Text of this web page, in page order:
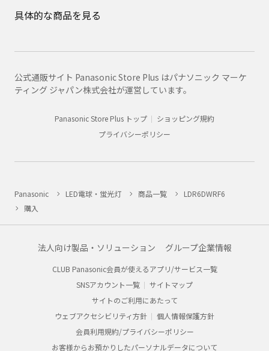
具体的な商品を見る
公式通販サイト Panasonic Store Plus はパナソニック マーケ
ティング ジャパン株式会社が運営しています。
Panasonic Store Plus トップ
ショッピング規約
プライバシーポリシー
Panasonic LED電球・蛍光灯 商品一覧
LDR6DWRF6
購入
法人向け製品・ソリューション グループ企業情報
CLUB Panasonic会員が使えるアプリ/サービス一覧
SNSアカウント一覧
サイトマップ
サイトのご利用にあたって
ウェブアクセシビリティ方針
個人情報保護方針
会員利用規約/プライバシーポリシー
お客様からお預かりしたパーソナルデータについて